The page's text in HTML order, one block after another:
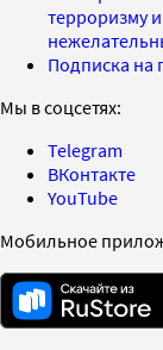
терроризму
Подписка на
Мы в соцсетях:
Telegram
ВКонтакте
YouTube
Мобильное